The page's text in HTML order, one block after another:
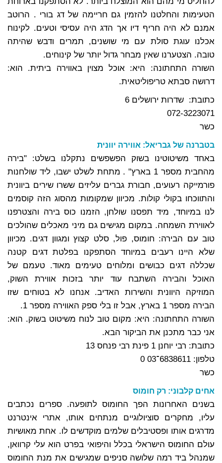
הטעימות והחלטנו להזמין גם חריימה של דג בורי . הרוטב
אמנם לא היה חריף דיו אך הדג היה עסיסי וטעים. לקינוח
אכלנו עוגת סולת עם מי שושנים, תמרים ודבש שהיתה
טובה. הצטערנו שאין מבחר גדול יותר של קינוחים.
השורה התחתונה: היא: אוכל מצוין באווירה ביתית. הוא:
דרושה סבתא טריפוליטאית.
כתובת: שדרות ירושלים 6
072-3223071
כשר
בטברנה של גבריאל: אווירה יוונית
באחד משיטוטינו בשוק הפשפשים נתקלנו בשלט: "בירה
מהחבית מספר 1 בארץ" . מתחת לשלט ישבו, ליד שולחנות
פורמייקה רעועים, חבורת גברים עליזים ששרו שירים ביוונית
והתווכחו בקולי קולות. מכיוון שמקומות מהסוג הזה קוסמים
לנו במיוחד, מיד תפסנו שולחן, הזמנו כוס בירה והצטרפנו
לאווירת השמחה. במקום מגישים גם מיני מאכלים שהולכים
טוב עם הבירה: חומוס, פול, סלט קצוץ ומגוון דגים. מכיוון
שלא היינו רעבים במיוחד הסתפקנו בפלטת דגים קטנה
שכללה דגים כבושים ומלוחים טעימים מאוד. טעמם של
האוכל והבירה השתבח עוד יותר בזכות אווירת השוק,
המוזיקה היוונית והשירות האדיב. אנחנו לא בטוחים שזו
הבירה מספר 1 בארץ, אבל זו בלי ספק האווירה מספר 1.
השורה התחתונה: היא: מקום טוב לנוח משיטוט בשוק. הוא:
אני כבר מתכנן את הביקור הבא.
כתובת: רבי יוחנן 1 פינת רבי פנחס 13
טלפון: 6838611־03 0
כשר
אחים קלבוני: רק חומוס
בשנים האחרונות הפך החומוס לתופעה. ספרים נכתבים
עליו, מחקרים סוציולוגיים מנתחים אותו, אתרי אינטרנט
מדרגים אותו ופסטיבלים שלמים מוקדשים לו. אחת מאושיות
עולם החומוס הישראלי בכלל והיפואי בפרט הוא עלי קרוואן,
שמנהל ביד רמה שלושה סניפים שמגישים את מנת החומוס